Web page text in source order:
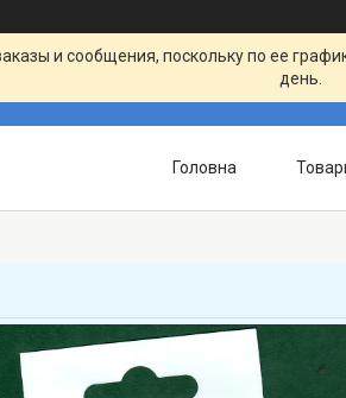
и сообщения, поскольку по ее
день.
Головна